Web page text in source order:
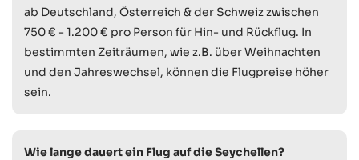
ab Deutschland, Österreich & der Schweiz zwischen
750 € - 1.200 € pro Person für Hin- und Rückflug. In
bestimmten Zeiträumen, wie z.B. über Weihnachten
und den Jahreswechsel, können die Flugpreise höher
sein.
Wie lange dauert ein Flug auf die Seychellen?